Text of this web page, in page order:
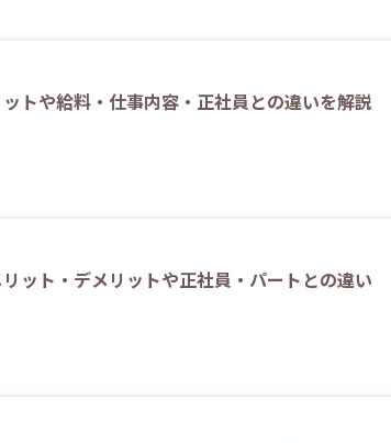
トや給料・仕事内容・正社員との違いを解説
ット・デメリットや正社員・パートとの違い